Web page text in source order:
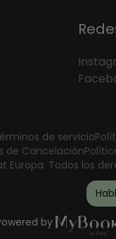
Europa. Todos los
de servicio
de Cancelación
by